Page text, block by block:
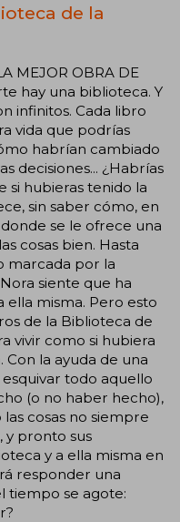
de la
MEJOR OBRA DE
hay una biblioteca. Y
infinitos. Cada libro
vida que podrías
habrían cambiado
decisiones... ¿Habrías
si hubieras tenido la
sin saber cómo, en
se le ofrece una
cosas bien. Hasta
marcada por la
siente que ha
ella misma. Pero esto
de la Biblioteca de
vivir como si hubiera
Con la ayuda de una
todo aquello
(o no haber hecho),
cosas no siempre
y pronto sus
y a ella misma en
responder una
tiempo se agote: